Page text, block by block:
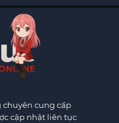
chuyên cung cấp
cập nhật liên tục